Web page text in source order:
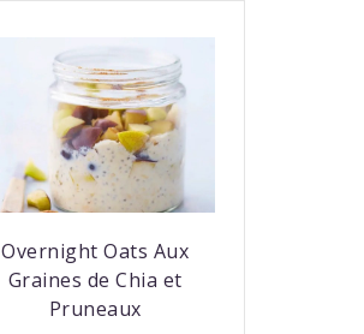
Overnight Oats Aux
Graines de Chia et
Pruneaux